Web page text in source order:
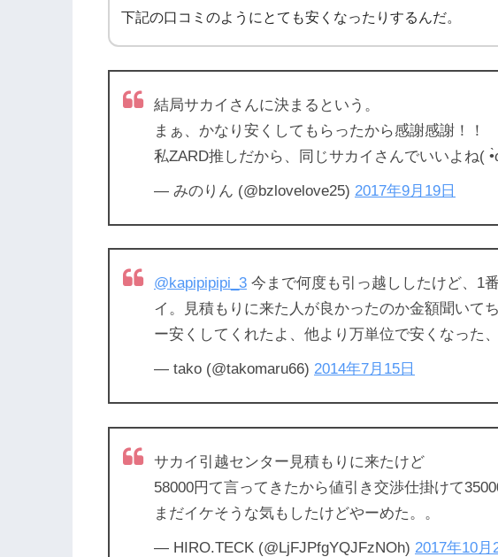
下記の口コミのようにとても安くなったりするんだ。
結局サカイさんに決まるという。
まぁ、かなり安くしてもらったから感謝感謝！！
私ZARD推しだから、同じサカイさんでいいよね(
— みのりん (@bzlovelove25) 2017年9月19日
@kapipipipi_3 今まで何度も引っ越ししたけど、1
イ。見積もりに来た人が良かったのか金額聞いて
ー安くしてくれたよ、他より万単位で安くなった
— tako (@takomaru66) 2014年7月15日
サカイ引越センター見積もりに来たけど
58000円て言ってきたから値引き交渉仕掛けて
まだイケそうな気もしたけどやーめた。。
— HIRO.TECK (@LjFJPfgYQJFzNOh) 2017年10月